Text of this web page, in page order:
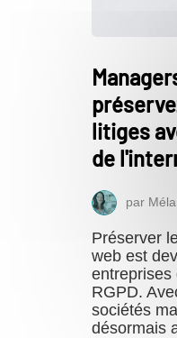
litiges
de
par
Préserver
web est
entreprises
RGPD.
sociétés
désormais